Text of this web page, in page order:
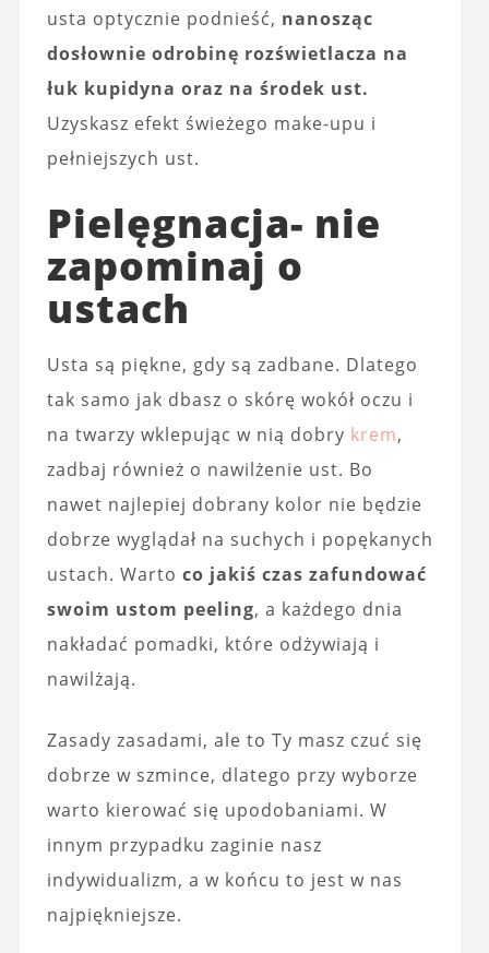
usta optycznie podnieść, nanosząc
dosłownie odrobinę rozświetlacza na
łuk kupidyna oraz na środek ust.
Uzyskasz efekt świeżego make-upu i
pełniejszych ust.
Pielęgnacja- nie
zapominaj o
ustach
Usta są piękne, gdy są zadbane. Dlatego
tak samo jak dbasz o skórę wokół oczu i
na twarzy wklepując w nią dobry krem,
zadbaj również o nawilżenie ust. Bo
nawet najlepiej dobrany kolor nie będzie
dobrze wyglądał na suchych i popękanych
ustach. Warto co jakiś czas zafundować
swoim ustom peeling, a każdego dnia
nakładać pomadki, które odżywiają i
nawilżają.
Zasady zasadami, ale to Ty masz czuć się
dobrze w szmince, dlatego przy wyborze
warto kierować się upodobaniami. W
innym przypadku zaginie nasz
indywidualizm, a w końcu to jest w nas
najpiękniejsze.